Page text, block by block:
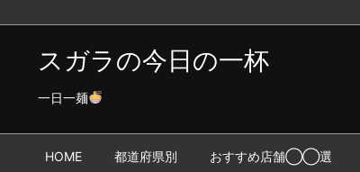
スガラの今日の一杯
一日一麺
HOME 都道府県別 おすすめ店舗◯◯選